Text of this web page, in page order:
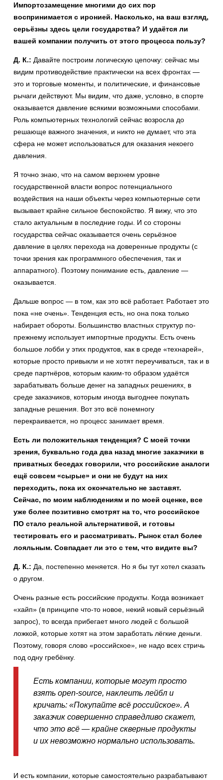
Импортозамещение многими до сих пор
воспринимается с иронией. Насколько, на ваш взгляд,
серьёзны здесь цели государства? И удаётся ли
вашей компании получить от этого процесса пользу?
Д. К.: Давайте построим логическую цепочку: сейчас мы
видим противодействие практически на всех фронтах —
это и торговые моменты, и политические, и финансовые
рычаги действуют. Мы видим, что даже, условно, в спорте
оказывается давление всякими возможными способами.
Роль компьютерных технологий сейчас возросла до
решающе важного значения, и никто не думает, что эта
сфера не может использоваться для оказания некоего
давления.
Я точно знаю, что на самом верхнем уровне
государственной власти вопрос потенциального
воздействия на наши объекты через компьютерные сети
вызывает крайне сильное беспокойство. Я вижу, что это
стало актуальным в последние годы. И со стороны
государства сейчас оказывается очень серьёзное
давление в целях перехода на доверенные продукты (с
точки зрения как программного обеспечения, так и
аппаратного). Поэтому понимание есть, давление —
оказывается.
Дальше вопрос — в том, как это всё работает. Работает это
пока «не очень». Тенденция есть, но она пока только
набирает обороты. Большинство властных структур по-
прежнему использует импортные продукты. Есть очень
большое лобби у этих продуктов, как в среде «технарей»,
которые просто привыкли и не хотят переучиваться, так и в
среде партнёров, которым каким-то образом удаётся
зарабатывать больше денег на западных решениях, в
среде заказчиков, которым иногда выгоднее покупать
западные решения. Вот это всё понемногу
перекраивается, но процесс занимает время.
Есть ли положительная тенденция? С моей точки
зрения, буквально года два назад многие заказчики в
приватных беседах говорили, что российские аналоги
ещё совсем «сырые» и они не будут на них
переходить, пока их окончательно не заставят.
Сейчас, по моим наблюдениям и по моей оценке, все
уже более позитивно смотрят на то, что российское
ПО стало реальной альтернативой, и готовы
тестировать его и рассматривать. Рынок стал более
лояльным. Совпадает ли это с тем, что видите вы?
Д. К.: Да, постепенно меняется. Но я бы тут хотел сказать
о другом.
Очень разные есть российские продукты. Когда возникает
«хайп» (в принципе что-то новое, некий новый серьёзный
запрос), то всегда прибегает много людей с большой
ложкой, которые хотят на этом заработать лёгкие деньги.
Поэтому, говоря слово «российское», не надо всех стричь
под одну гребёнку.
Есть компании, которые могут просто
взять open-source, наклеить лейбл и
кричать: «Покупайте всё российское». А
заказчик совершенно справедливо скажет,
что это всё — крайне скверные продукты
и их невозможно нормально использовать.
И есть компании, которые самостоятельно разрабатывают